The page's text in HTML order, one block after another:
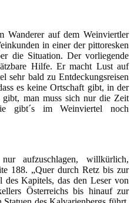
Wanderer auf dem Weinviertler
in einer der pittoresken
die Situation. Der vorliegende
Hilfe. Er macht Lust auf
sehr bald zu Entdeckungsreisen
es keine Ortschaft gibt, in der
gibt, man muss sich nur die Zeit
gibt´s im Weinviertel noch
aufzuschlagen, willkürlich,
188. „Quer durch Retz bis zur
des Kapitels, das den Leser von
Österreichs bis hinauf zur